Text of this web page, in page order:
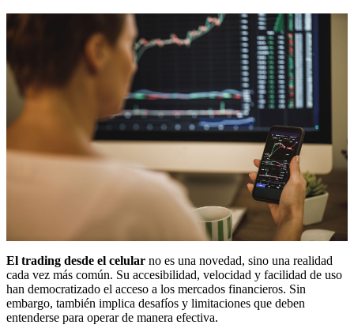
El trading desde el celular no es una novedad, sino una realidad
cada vez más común. Su accesibilidad, velocidad y facilidad de uso
han democratizado el acceso a los mercados financieros. Sin
embargo, también implica desafíos y limitaciones que deben
entenderse para operar de manera efectiva.